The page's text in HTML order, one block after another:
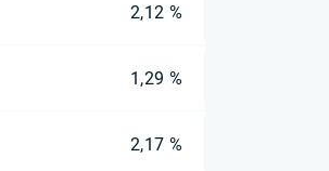
2,12 %
1,29 %
2,17 %